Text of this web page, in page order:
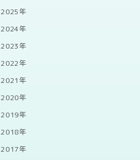
2025年
2024年
2023年
2022年
2021年
2020年
2019年
2018年
2017年